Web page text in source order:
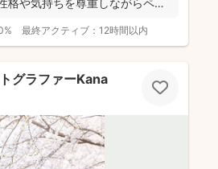
最終アクティブ： 12時間以内
グラファーKana